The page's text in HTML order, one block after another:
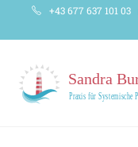
+43 677 637 101 03